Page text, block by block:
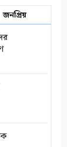
জনপ্রিয়